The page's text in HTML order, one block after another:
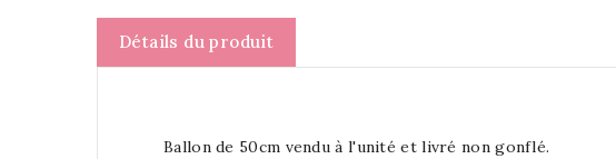
Détails du produit
Ballon de 50cm vendu à l'unité et livré non gonflé.